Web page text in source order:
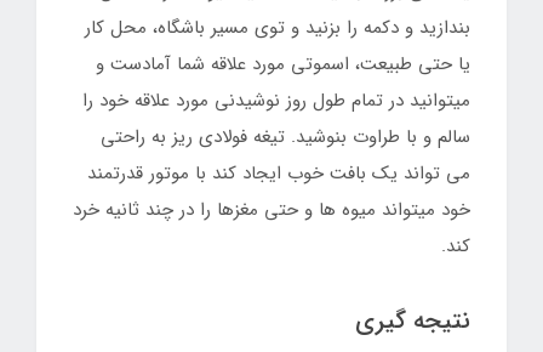
بندازید و دکمه را بزنید و توی مسیر باشگاه، محل کار
یا حتی طبیعت، اسموتی مورد علاقه شما آمادست و
میتوانید در تمام طول روز نوشیدنی مورد علاقه خود را
سالم و با طراوت بنوشید. تیغه فولادی ریز به راحتی
می تواند یک بافت خوب ایجاد کند با موتور قدرتمند
خود میتواند میوه ها و حتی مغزها را در چند ثانیه خرد
کند.
نتیجه گیری